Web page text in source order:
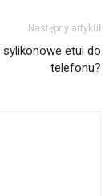
Następny artykuł
sylikonowe etui do
telefonu?